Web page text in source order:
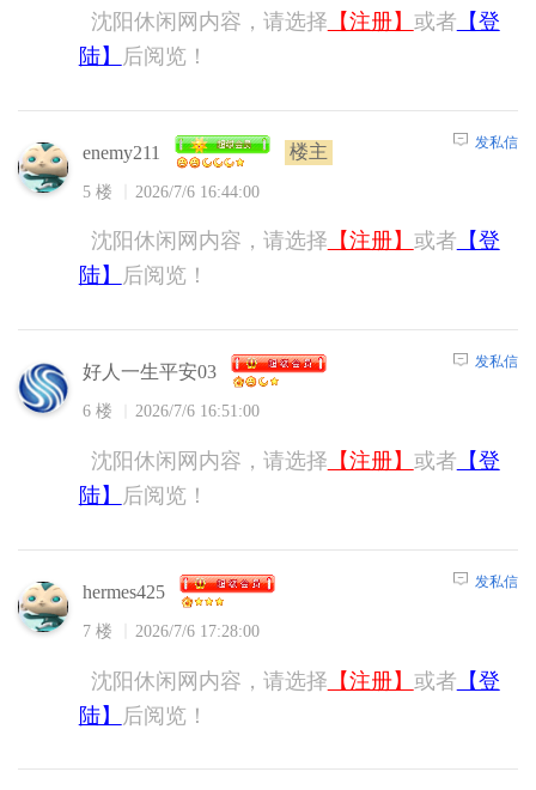
沈阳休闲网内容，请选择 【注册】 或者 【登
陆】
后阅览！
enemy211 楼主
5 楼 2026/7/6 16:44:00
发私信
沈阳休闲网内容，请选择 【注册】 或者 【登
陆】
后阅览！
好人一生平安03
6 楼 2026/7/6 16:51:00
发私信
沈阳休闲网内容，请选择 【注册】 或者 【登
陆】
后阅览！
hermes425
7 楼 2026/7/6 17:28:00
发私信
沈阳休闲网内容，请选择 【注册】 或者 【登
陆】
后阅览！